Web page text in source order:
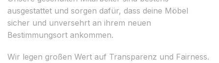
ausgestattet und sorgen dafür, dass deine Möbel
sicher und unversehrt an ihrem neuen
Bestimmungsort ankommen.
Wir legen großen Wert auf Transparenz und Fairness.